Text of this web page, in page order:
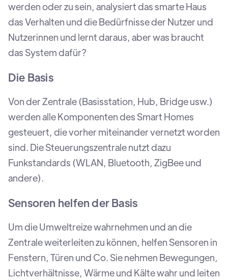
werden oder zu sein, analysiert das smarte Haus
das Verhalten und die Bedürfnisse der Nutzer und
Nutzerinnen und lernt daraus, aber was braucht
das System dafür?
Die Basis
Von der Zentrale (Basisstation, Hub, Bridge usw.)
werden alle Komponenten des Smart Homes
gesteuert, die vorher miteinander vernetzt worden
sind. Die Steuerungszentrale nutzt dazu
Funkstandards (WLAN, Bluetooth, ZigBee und
andere).
Sensoren helfen der Basis
Um die Umweltreize wahrnehmen und an die
Zentrale weiterleiten zu können, helfen Sensoren in
Fenstern, Türen und Co. Sie nehmen Bewegungen,
Lichtverhältnisse, Wärme und Kälte wahr und leiten